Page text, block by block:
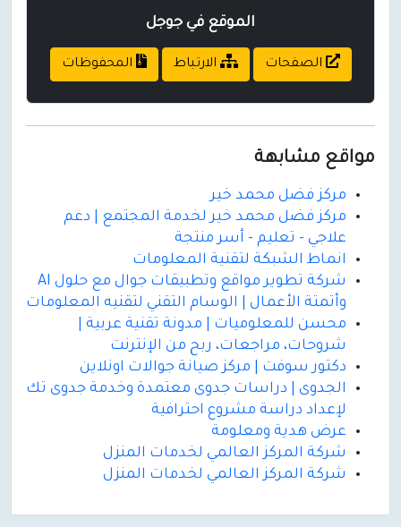
الموقع في جوجل
الصفحات الارتباط المحفوظات
مواقع مشابهة
مركز فضل محمد خير
مركز فضل محمد خير لخدمة المجتمع | دعم
علاجي - تعليم - أسر منتجة
انماط الشبكة لتقنية المعلومات
شركة تطوير مواقع وتطبيقات جوال مع حلول AI
وأتمتة الأعمال | الوسام التقني لتقنيه المعلومات
محسن للمعلوميات | مدونة تقنية عربية |
شروحات، مراجعات، ربح من الإنترنت
دكتور سوفت | مركز صيانة جوالات اونلاين
الجدوى | دراسات جدوى معتمدة وخدمة جدوى تك
لإعداد دراسة مشروع احترافية
عرض هدية ومعلومة
شركة المركز العالمي لخدمات المنزل
شركة المركز العالمي لخدمات المنزل